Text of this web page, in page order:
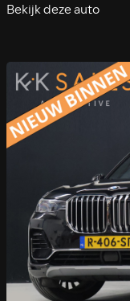
Bekijk deze auto